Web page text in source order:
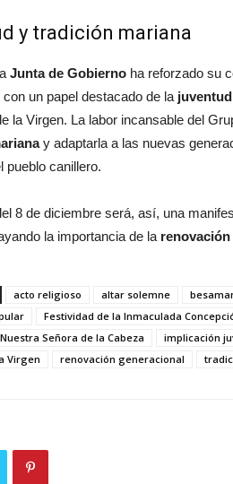
y tradición mariana
Junta de Gobierno ha reforzado su
con un papel destacado de la juventud
la Virgen. La labor incansable del
y adaptarla a las nuevas
pueblo canillero.
8 de diciembre será, así, una
la importancia de la
acto religioso altar solemne
Festividad de la Inmaculada
Señora de la Cabeza
implicación
Virgen
renovación generacional